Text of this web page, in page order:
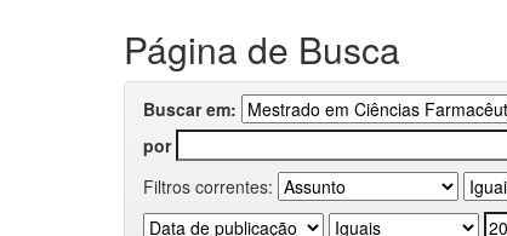
Página de Busca
Buscar em:
por
Filtros correntes: